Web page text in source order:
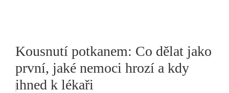
Kousnutí potkanem: Co dělat jako
první, jaké nemoci hrozí a kdy
ihned k lékaři